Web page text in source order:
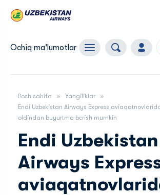
Ochiq ma'lumotlar
Bosh sahifa
Yangiliklar
Endi Uzbekistan Airways Express
oldindan buyurtma berish mumkin
Endi Uzbekistan
Airways